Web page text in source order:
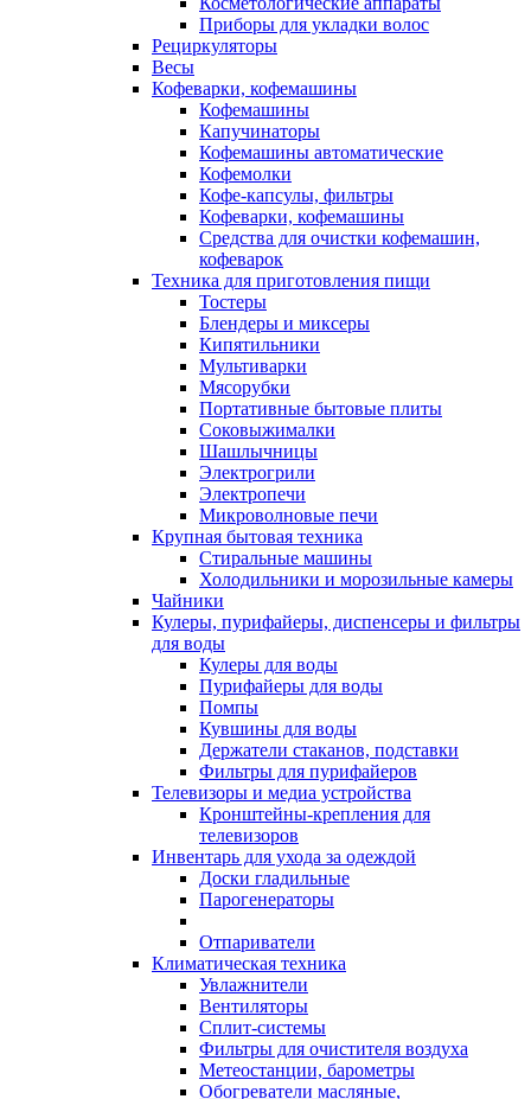
Приборы для укладки волос
Рециркуляторы
Весы
Кофеварки, кофемашины
Кофемашины
Капучинаторы
Кофемашины автоматические
Кофемолки
Кофе-капсулы, фильтры
Кофеварки, кофемашины
Средства для очистки кофемашин,
кофеварок
Техника для приготовления пищи
Тостеры
Блендеры и миксеры
Кипятильники
Мультиварки
Мясорубки
Портативные бытовые плиты
Соковыжималки
Шашлычницы
Электрогрили
Электропечи
Микроволновые печи
Крупная бытовая техника
Стиральные машины
Холодильники и морозильные камеры
Чайники
Кулеры, пурифайеры, диспенсеры и фильтры
для воды
Кулеры для воды
Пурифайеры для воды
Помпы
Кувшины для воды
Держатели стаканов, подставки
Фильтры для пурифайеров
Телевизоры и медиа устройства
Кронштейны-крепления для
телевизоров
Инвентарь для ухода за одеждой
Доски гладильные
Парогенераторы
Отпариватели
Климатическая техника
Увлажнители
Вентиляторы
Сплит-системы
Фильтры для очистителя воздуха
Метеостанции, барометры
Обогреватели масляные,